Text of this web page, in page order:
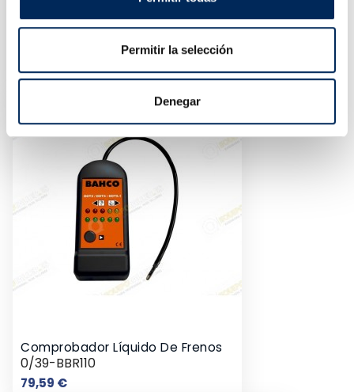
Permitir la selección
Denegar
109,78 €Precio
Comprobador Líquido De Frenos
0/39-BBR110
79,59 €Precio